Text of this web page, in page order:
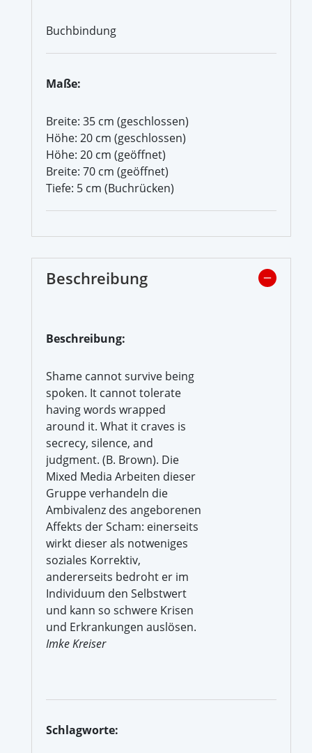
Buchbindung
Maße:
Breite: 35 cm (geschlossen)
Höhe: 20 cm (geschlossen)
Höhe: 20 cm (geöffnet)
Breite: 70 cm (geöffnet)
Tiefe: 5 cm (Buchrücken)
Beschreibung
Beschreibung:
Shame cannot survive being
spoken. It cannot tolerate
having words wrapped
around it. What it craves is
secrecy, silence, and
judgment. (B. Brown). Die
Mixed Media Arbeiten dieser
Gruppe verhandeln die
Ambivalenz des angeborenen
Affekts der Scham: einerseits
wirkt dieser als notweniges
soziales Korrektiv,
andererseits bedroht er im
Individuum den Selbstwert
und kann so schwere Krisen
und Erkrankungen auslösen.
Imke Kreiser
Schlagworte: